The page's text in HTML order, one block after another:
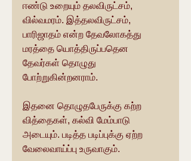
ஈண்டு உறையும் தலவிருட்சம்,
வில்வமரம். இத்தலவிருட்சம்,
பாரிஜாதம் என்ற தேவலோகத்து
மரத்தை யொத்திருப்பதென
தேவர்கள் தொழுது
போற்றுகின்றனராம்.
இதனை தொழுதபேருக்கு கற்ற
வித்தைகள், கல்வி மேம்பாடு
அடையும். படித்த படிப்புக்கு ஏற்ற
வேலைவாய்ப்பு உருவாகும்.